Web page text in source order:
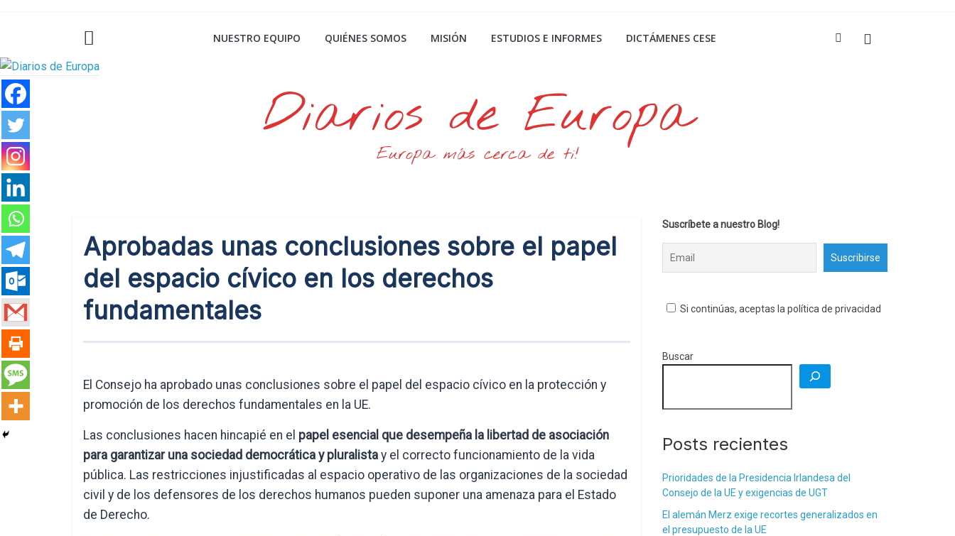
NUESTRO EQUIPO QUIÉNES SOMOS MISIÓN ESTUDIOS E INFORMES DICTÁMENES CESE
Diarios de Europa
Europa más cerca de ti!
Aprobadas unas conclusiones sobre el papel
del espacio cívico en los derechos
fundamentales
El Consejo ha aprobado unas conclusiones sobre el papel del espacio cívico en la protección y
promoción de los derechos fundamentales en la UE.
Las conclusiones hacen hincapié en el papel esencial que desempeña la libertad de asociación
para garantizar una sociedad democrática y pluralista y el correcto funcionamiento de la vida
pública. Las restricciones injustificadas al espacio operativo de las organizaciones de la sociedad
civil y de los defensores de los derechos humanos pueden suponer una amenaza para el Estado
de Derecho.
Suscríbete a nuestro Blog!
Si continúas, aceptas la política de privacidad
Buscar
Posts recientes
Prioridades de la Presidencia Irlandesa del
Consejo de la UE y exigencias de UGT
El alemán Merz exige recortes generalizados en
el presupuesto de la UE